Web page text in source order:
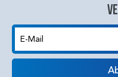
E-Mail